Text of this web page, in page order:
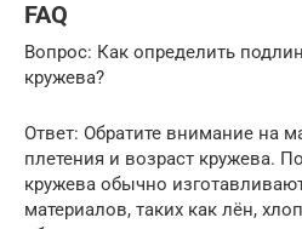
FAQ
Вопрос: Как определить
кружева?
Ответ: Обратите внимание на
плетения и возраст кружева.
кружева обычно
материалов, таких как лён,